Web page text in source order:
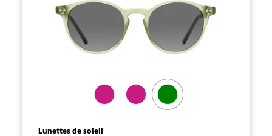
Lunettes de soleil